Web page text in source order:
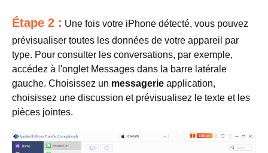
Étape 2 : Une fois votre iPhone détecté, vous pouvez
prévisualiser toutes les données de votre appareil par
type. Pour consulter les conversations, par exemple,
accédez à l'onglet Messages dans la barre latérale
gauche. Choisissez un messagerie application,
choisissez une discussion et prévisualisez le texte et les
pièces jointes.